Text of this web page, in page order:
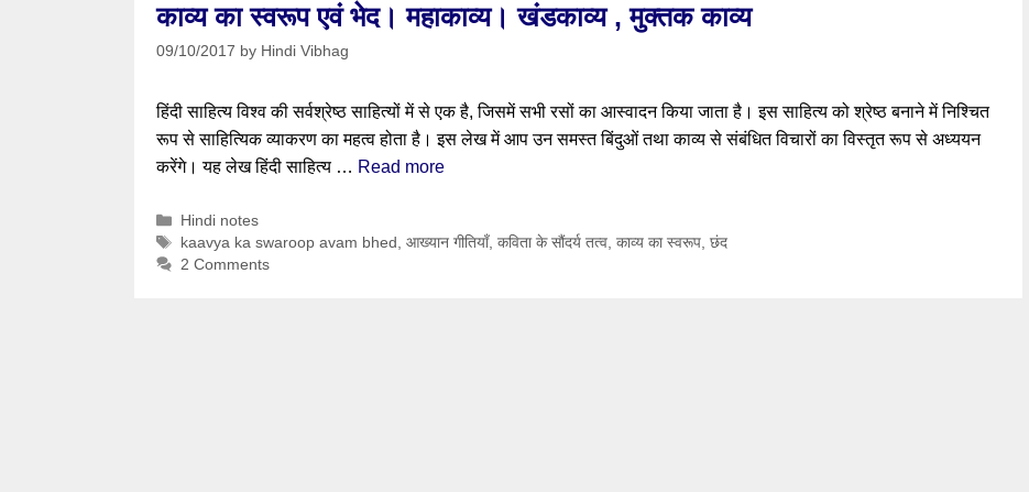
काव्य का स्वरूप एवं भेद। महाकाव्य। खंडकाव्य , मुक्तक काव्य
09/10/2017 by Hindi Vibhag
हिंदी साहित्य विश्व की सर्वश्रेष्ठ साहित्यों में से एक है, जिसमें सभी रसों का आस्वादन किया जाता है। इस साहित्य को श्रेष्ठ बनाने में निश्चित
रूप से साहित्यिक व्याकरण का महत्व होता है। इस लेख में आप उन समस्त बिंदुओं तथा काव्य से संबंधित विचारों का विस्तृत रूप से अध्ययन
करेंगे। यह लेख हिंदी साहित्य … Read more
Categories
Hindi notes
Tags
kaavya ka swaroop avam bhed आख्यान गीतियाँ, कविता के सौंदर्य तत्व, काव्य का स्वरूप, छंद
2 Comments